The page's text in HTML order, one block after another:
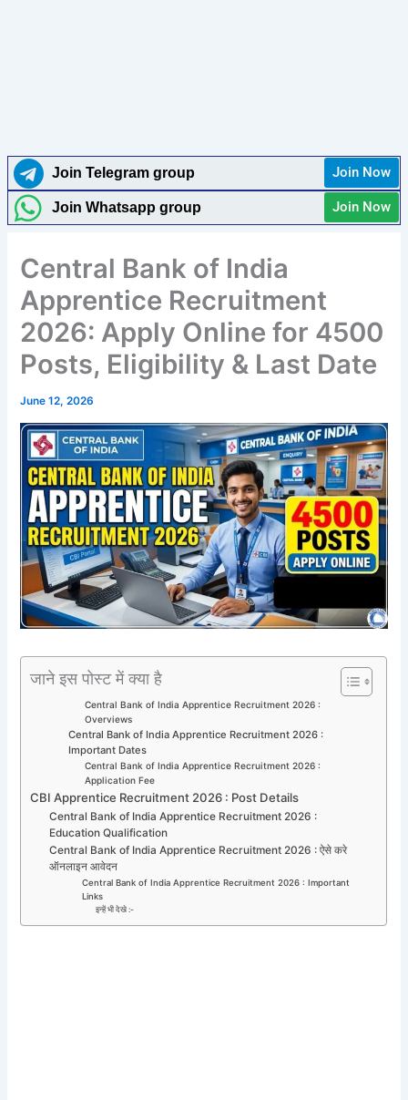
Join Telegram group Join Now
Join Whatsapp group Join Now
Central Bank of India
Apprentice Recruitment
2026: Apply Online for 4500
Posts, Eligibility & Last Date
June 12, 2026
जाने इस पोस्ट में क्या है
Central Bank of India Apprentice Recruitment 2026 :
Overviews
Central Bank of India Apprentice Recruitment 2026 :
Important Dates
Central Bank of India Apprentice Recruitment 2026 :
Application Fee
CBI Apprentice Recruitment 2026 : Post Details
Central Bank of India Apprentice Recruitment 2026 :
Education Qualification
Central Bank of India Apprentice Recruitment 2026 : ऐसे करे
ऑनलाइन आवेदन
Central Bank of India Apprentice Recruitment 2026 : Important
Links
इन्हें भी देखे :-